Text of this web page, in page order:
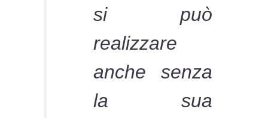
si può
realizzare
anche senza
la sua